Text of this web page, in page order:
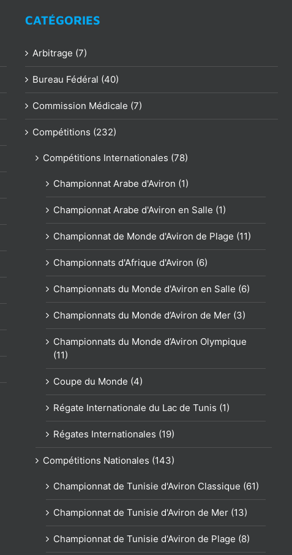
CATÉGORIES
Arbitrage (7)
Bureau Fédéral (40)
Commission Médicale (7)
Compétitions (232)
Compétitions Internationales (78)
Championnat Arabe d'Aviron (1)
Championnat Arabe d'Aviron en Salle (1)
Championnat de Monde d'Aviron de Plage (11)
Championnats d'Afrique d'Aviron (6)
Championnats du Monde d'Aviron en Salle (6)
Championnats du Monde d’Aviron de Mer (3)
Championnats du Monde d’Aviron Olympique
(11)
Coupe du Monde (4)
Régate Internationale du Lac de Tunis (1)
Régates Internationales (19)
Compétitions Nationales (143)
Championnat de Tunisie d'Aviron Classique (61)
Championnat de Tunisie d'Aviron de Mer (13)
Championnat de Tunisie d'Aviron de Plage (8)